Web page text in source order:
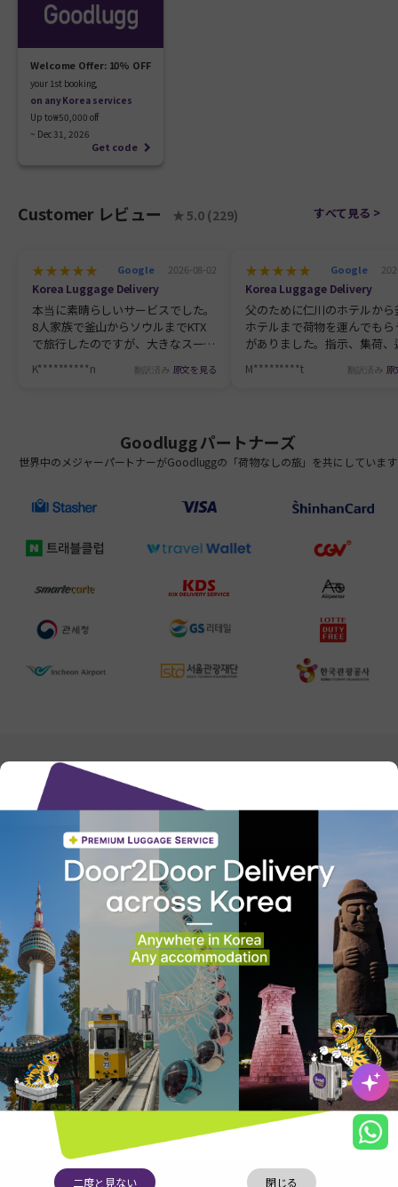
Welcome Offer: 10% OFF
on any Korea services
Up to ₩50,000 off
~ Dec 31, 2026
Get code
Customer レビュー ★ 5.0 (229) すべて見る >
★★★★★ Google 2026-08-02
Korea Luggage Delivery
本当に素晴らしいサービスでした。
8人家族で釜山からソウルまでKTX
で旅行したのですが、大きなスーツ
Goodluggのおかげで、予約前から
K**********n 翻訳済み 原文を見る
★★★★★ Google
Korea Luggage Delivery
父のために仁川のホテルから
ホテルまで荷物を運んでもら
がありました。指示、集荷、
誤って釜山の別の地域にある
物を移動してもらえました
彼らにとっては大変で複雑な
の運搬が必要な方には、ぜ
M*********t 翻訳済み 原
Goodluggパートナーズ
世界中のメジャーパートナーがGoodluggの「荷物なしの旅」を共にしています
二度と見ない 閉じる
公式SNSページから
最も有益なgoodluggの情報をご確認ください！
ネル
KakaoTalk
公式Instagr
am
公式ブログ
(株)グッドラッグカンパニー | 代表者:ユン・ソヒ | 事業者登録番号:240-81-01436
通信販売業申告番号：2025-BusanNamgu-0728
釜山オフィス：釜山市南区田浦大路133、BIFC
ソウルオフィス：ソウル市鍾路区清渓川路85 三一ビル
顧客センター
Kakao Talk(ID: goodlugg): 24時間お問い合わせ可能
サービスお問い合わせ: have@goodlugg.com
提携お問い合わせ: contact@goodlugg.com